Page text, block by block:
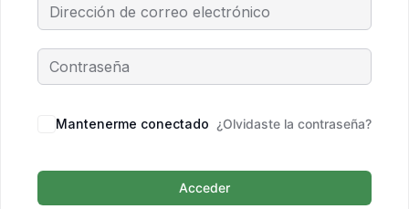
Mantenerme conectado ¿Olvidaste la contraseña?
Acceder